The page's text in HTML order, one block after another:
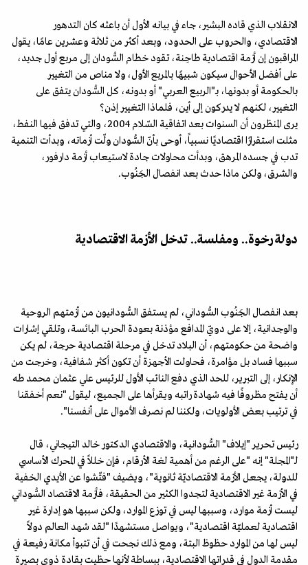
الانقلاب الذي قاده البشير، جاء في بيانه الأول أن باعثه كان التدهور
الاقتصادي، والحروب على الحدود، وبعد أكثر من ثلاثة وعشرين عامًا، يقول
المراقبون إن أزمة اقتصادية طاحِنة، تقود خطام السُّودان إلى مربع أول جديد،
على أفضل الأحوال سيكون شبيهًا بالمربع الأول، ولا مناص من التغيير
بالحكومة أو بدونها، بـ"الربيع العربي" أو بدونه، كل السُّودان يتفق على
التغيير، لكنهم لا يدركون إلى أين، فلماذا التغيير إذن؟
يرى المنظرون أن السنوات بعد اتفاقية السّلام 2004، والتي تدفق فيها النفط،
مثلت استقرارًا اقتصاديًا نسبياً، أوحى بأنّ السُّودان ولّت أزماته، وبدأت التنمية
تدب في جسده المرهق، وبدأت محاولات جادة لاستيعاب أزمة دارفور،
والشرق، ولكن ماذا حدث بعد انفصال الجَنُوب.
دولة رخوة.. ومفلسة.. تدخل الأزمة الاقتصادية
بعد انفصال الجَنُوب السُّوداني، لم يستفق السُّودانيون من أزمتهم الروحية
والوجدانية، إلا على دويّ المدافع مؤذنة بعودة الحرب البائسة، وتلقي إشارات
واضحة من حكومتهم، أن البلاد تدخل في مرحلة اقتصادية حرجة، لم يكن
سببها فساد بل مؤامرة، فحاولت الأجهزة أن تكون أكثر شفافية، وخرجت من
الإنكار، إلى التبرير، للحد الذي دفع النائب الأول للرئيس علي عثمان محمد طه
أن يفتح مظروفًا فيه شهادة راتبه ويقرأها على الجميع، ليقول "نعم أخفقنا
في ترتيب بعض الأولويات، ولكننا لم نصرف الأموال على أنفسنا".
رئيس تحرير "إيلاف" السُّودانية، والاقتصادي الدكتور خالد التيجاني، قال
لـ"المجلة" إنه "على الرغم من أهمية لغة الأرقام، فإن خللاً في المحرك الأساسي
للدولة، يجعل الأزمة الاقتصاديّة ثانوية"، ويضيف "فتّشوا عن الأيدي الخفية
في الأزمة غير الاقتصادية لتجدوا الكثير من الحقيقة، فأزمة الاقتصاد السُّوداني
ليست أزمة موارد، وسببها ليس في توزع الموارد، ولكن سببها هو إدارة غير
اقتصادية لعمليّة اقتصادية"، ويواصل مستشهدًا "لقد شهد العالم دولاً
ليس لها من الموارد حظوظ البتة، ومع ذلك نجحت في أن تتبوأ مكانة رفيعة في
مقدمة الدول في قدراتها الاقتصادية، ببساطة لأنها حظيت بقادة ذوي بصيرة